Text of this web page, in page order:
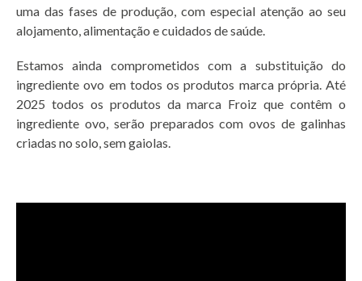
uma das fases de produção, com especial atenção ao seu
alojamento, alimentação e cuidados de saúde.
Estamos ainda comprometidos com a substituição do
ingrediente ovo em todos os produtos marca própria. Até
2025 todos os produtos da marca Froiz que contêm o
ingrediente ovo, serão preparados com ovos de galinhas
criadas no solo, sem gaiolas.